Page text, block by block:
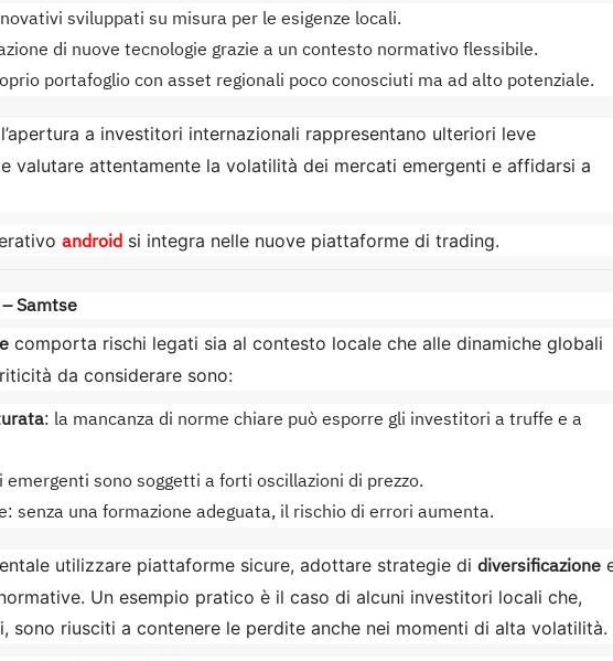
sviluppati su misura per le esigenze locali.
di nuove tecnologie grazie a un contesto normativo flessibile.
portafoglio con asset regionali poco conosciuti ma ad alto potenziale.
a investitori internazionali rappresentano ulteriori leve
valutare attentamente la volatilità dei mercati emergenti e affidarsi a
android si integra nelle nuove piattaforme di trading.
Samtse
comporta rischi legati sia al contesto locale che alle dinamiche globali
da considerare sono:
: la mancanza di norme chiare può esporre gli investitori a truffe e a
sono soggetti a forti oscillazioni di prezzo.
senza una formazione adeguata, il rischio di errori aumenta.
utilizzare piattaforme sicure, adottare strategie di diversificazione
Un esempio pratico è il caso di alcuni investitori locali che,
sono riusciti a contenere le perdite anche nei momenti di alta volatilità.